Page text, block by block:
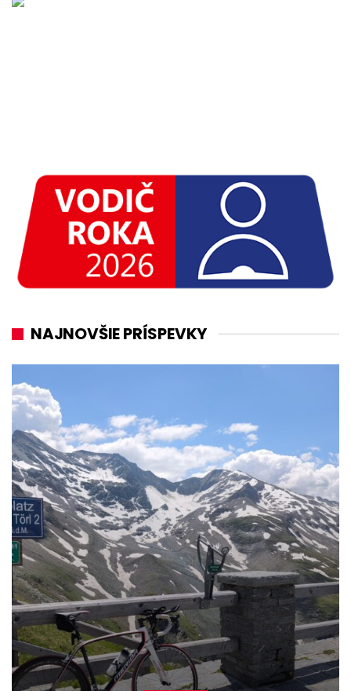
NAJNOVŠIE PRÍSPEVKY